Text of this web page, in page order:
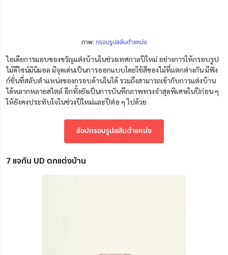
ภาพ:กรอบรูปสลับตำแหน่ง
ไอเดียการมอบของขวัญแต่งบ้านในช่วงเทศกาลปีใหม่ อย่างการให้กรอบรูป
ไม้ดีไซน์มินิมอล มีจุดเด่นเป็นการออกแบบโดยใช้สีของไม้ที่แตกต่างกัน มีฟัง
ก์ชั่นที่สลับตำแหน่งของกรอบด้านในได้ รวมถึงสามารถเข้ากับการแต่งบ้าน
ได้หลากหลายสไตล์ อีกทั้งยังเป็นการบันทึกภาพทรงจำสุดพิเศษในปีก่อน ๆ
ให้ยังคงประทับใจในช่วงปีใหม่และปีต่อ ๆ ไปด้วย
ช้อปกรอบรูปสลับตำแหน่ง
7 แจกัน UD ตกแต่งบ้าน